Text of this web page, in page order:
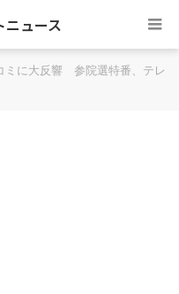
ュース
ミに大反響 参院選特番、テレ